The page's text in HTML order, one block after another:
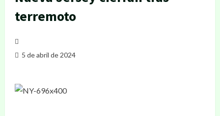
terremoto
5 de abril de 2024